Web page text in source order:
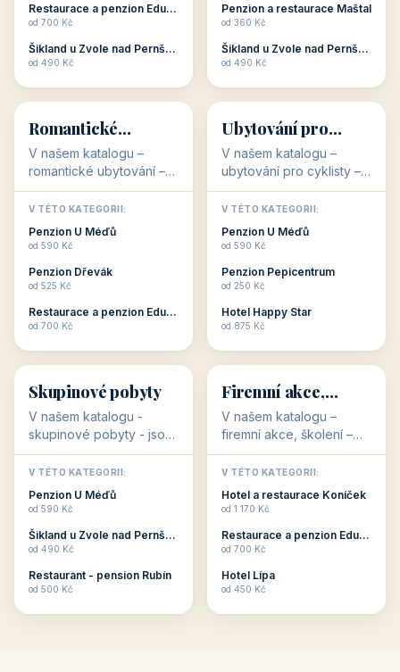
Restaurace a penzion Eduard
od 700 Kč
Šikland u Zvole nad Pernštejnem
od 490 Kč
Penzion a restaurace Maštal
od 360 Kč
Šikland u Zvole nad Pernštejnem
od 490 Kč
💕
💕
Romantické
ubytování
V našem katalogu –
romantické ubytování –
jsou pro Vás připraveny
objekty, které svojí
stavbou, polohou anebo
zaměřením nabízí
Romantické ...
V TÉTO KATEGORII:
Penzion U Méďů
od 590 Kč
Penzion Dřevák
od 525 Kč
Restaurace a penzion Eduard
od 700 Kč
🚴
🚴
32 objektů
Ubytování pro
cyklisty
V našem katalogu –
ubytování pro cyklisty –
jsou pro Vás připraveny
objekty, které jsou na
milovníky cykloturistiky
připraveny. Většinou mají
V TÉTO KATEGORII:
Penzion U Méďů
od 590 Kč
Penzion Pepicentrum
od 250 Kč
Hotel Happy Star
od 875 Kč
👥
👥
32 objektů
Skupinové pobyty
V našem katalogu -
skupinové pobyty - jsou
pro Vás připraveny
objekty, které nabízí
ubytování skupin v
penzionech, hotelích a
Budete překva...
V TÉTO KATEGORII:
Penzion U Méďů
od 590 Kč
Šikland u Zvole nad Pernštejnem
od 490 Kč
Restaurant - pension Rubín
od 500 Kč
💼
💼
31 objektů
Firemní akce,
školení
V našem katalogu –
firemní akce, školení –
jsou pro Vás připraveny
objekty, které mají
zkušenosti pořádat i
menší firemní akce a
ob...
V TÉTO KATEGORII:
Hotel a restaurace Koníček
od 1 170 Kč
Restaurace a penzion Eduard
od 700 Kč
Hotel Lípa
od 450 Kč